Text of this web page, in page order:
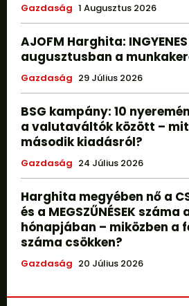
Gazdaság 1 Augusztus 2026
AJOFM Harghita:
augusztusban a
Gazdaság 29 Július 2026
BSG kampány: 10
a valutaváltók között –
második kiadásról?
Gazdaság 24 Július 2026
Harghita megyében nő a
és a MEGSZŰNÉSEK száma
hónapjában – miközben a
száma csökken?
Gazdaság 20 Július 2026